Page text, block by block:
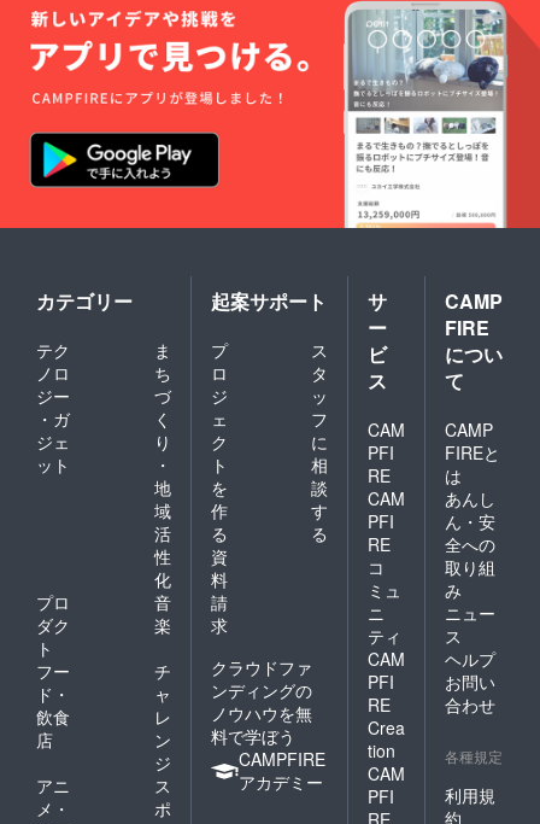
カテゴリー
テク
ノロ
ジー
・ガ
ジェ
ット
ま
ち
づ
く
り
・
地
域
活
性
化
プロ
ダク
ト
音
楽
フー
ド・
飲食
店
チ
ャ
レ
ン
ジ
アニ
メ・
ス
ポ
起案サポート
プ
ロ
ジ
ェ
ク
ト
を
作
る
ス
タ
ッ
フ
に
相
談
す
る
資
料
請
求
クラウドファ
ンディングの
ノウハウを無
料で学ぼう
CAMPFIRE
アカデミー
サ
ー
ビ
ス
CAM
PFI
RE
CAM
PFI
RE
コ
ミュ
ニ
ティ
CAM
PFI
RE
Crea
tion
CAM
PFI
CAMP
FIRE
につい
て
CAMP
FIREと
は
あんし
ん・安
全への
取り組
み
ニュー
ス
ヘルプ
お問い
合わせ
各種規定
利用規
約